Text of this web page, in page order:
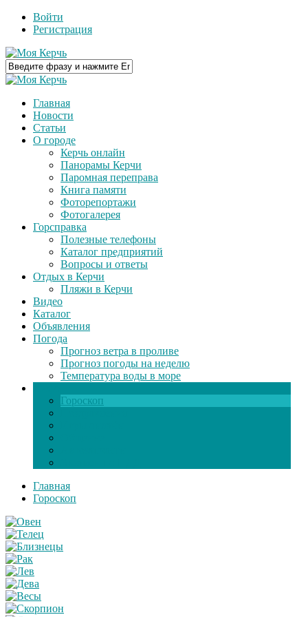
Войти
Регистрация
Главная
Новости
Статьи
О городе
Керчь онлайн
Панорамы Керчи
Паромная переправа
Книга памяти
Фоторепортажи
Фотогалерея
Горсправка
Полезные телефоны
Каталог предприятий
Вопросы и ответы
Отдых в Керчи
Пляжи в Керчи
Видео
Каталог
Объявления
Погода
Прогноз ветра в проливе
Прогноз погоды на неделю
Температура воды в море
Гороскоп
Главная
Гороскоп